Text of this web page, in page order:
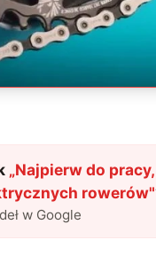
„Najpierw do
rowerów"
w Google